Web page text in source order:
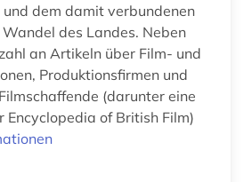
dem damit verbundenen
des Landes. Neben
an Artikeln über Film- und
Produktionsfirmen und
(darunter eine
Encyclopedia of British Film)